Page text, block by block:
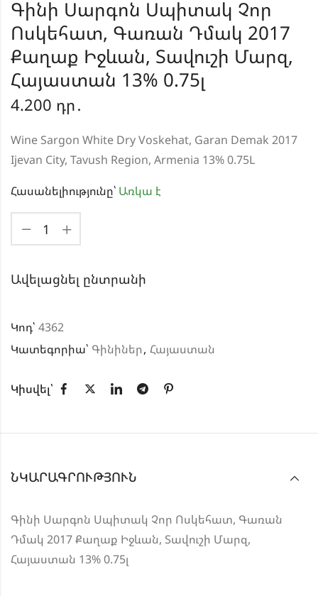
Գինի Սարգոն Սպիտակ Չոր
Ոսկեհատ, Գառան Դմակ 2017
Քաղաք Իջևան, Տավուշի Մարզ,
Հայաստան 13% 0.75լ
4.200 դր․
Wine Sargon White Dry Voskehat, Garan Demak 2017
Ijevan City, Tavush Region, Armenia 13% 0.75L
Հասանելիությունը՝ Առկա է
Ավելացնել ընտրանի
Կոդ՝ 4362
Կատեգորիա՝ Գինիներ, Հայաստան
Կիսվել՝
ՆԿԱՐԱԳՐՈՒԹՅՈՒՆ
Գինի Սարգոն Սպիտակ Չոր Ոսկեհատ, Գառան
Դմակ 2017 Քաղաք Իջևան, Տավուշի Մարզ,
Հայաստան 13% 0.75լ